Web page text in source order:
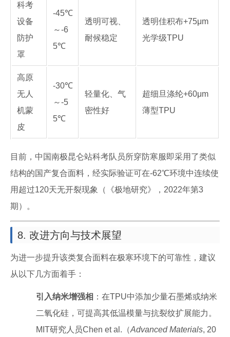
科考
设备
防护
罩
-45℃
～-6
5℃
透明可视、
耐候稳定
透明佳积布+75μm
光学级TPU
高原
无人
机蒙
皮
-30℃
～-5
5℃
轻量化、气
密性好
超细旦涤纶+60μm
薄型TPU
目前，中国南极昆仑站科考队员所穿防寒服即采用了类似
结构的国产复合面料，经实际验证可在-62℃环境中连续使
用超过120天无开裂现象（《极地研究》，2022年第3
期）。
8. 改进方向与技术展望
为进一步提升该类复合面料在极寒环境下的可靠性，建议
从以下几方面着手：
引入纳米增强相 ：在TPU中添加少量石墨烯或纳米
二氧化硅，可提高其低温模量与抗裂纹扩展能力。
MIT研究人员Chen et al.（Advanced Materials, 20